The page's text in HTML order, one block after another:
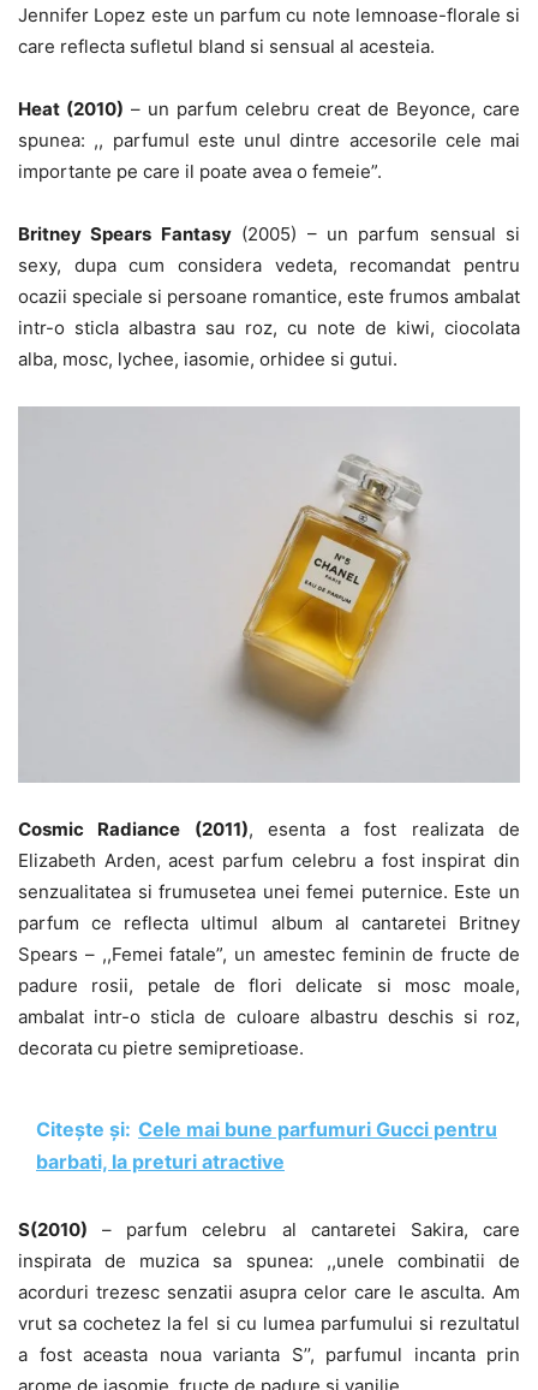
Jennifer Lopez este un parfum cu note lemnoase-florale si
care reflecta sufletul bland si sensual al acesteia.
Heat (2010) – un parfum celebru creat de Beyonce, care
spunea: ,, parfumul este unul dintre accesorile cele mai
importante pe care il poate avea o femeie”.
Britney Spears Fantasy(2005) – un parfum sensual si
sexy, dupa cum considera vedeta, recomandat pentru
ocazii speciale si persoane romantice, este frumos ambalat
intr-o sticla albastra sau roz, cu note de kiwi, ciocolata
alba, mosc, lychee, iasomie, orhidee si gutui.
Cosmic Radiance (2011), esenta a fost realizata de
Elizabeth Arden, acest parfum celebru a fost inspirat din
senzualitatea si frumusetea unei femei puternice. Este un
parfum ce reflecta ultimul album al cantaretei Britney
Spears – ,,Femei fatale”, un amestec feminin de fructe de
padure rosii, petale de flori delicate si mosc moale,
ambalat intr-o sticla de culoare albastru deschis si roz,
decorata cu pietre semipretioase.
Citește și: Cele mai bune parfumuri Gucci pentru
barbati, la preturi atractive
S(2010) – parfum celebru al cantaretei Sakira, care
inspirata de muzica sa spunea: ,,unele combinatii de
acorduri trezesc senzatii asupra celor care le asculta. Am
vrut sa cochetez la fel si cu lumea parfumului si rezultatul
a fost aceasta noua varianta S’’, parfumul incanta prin